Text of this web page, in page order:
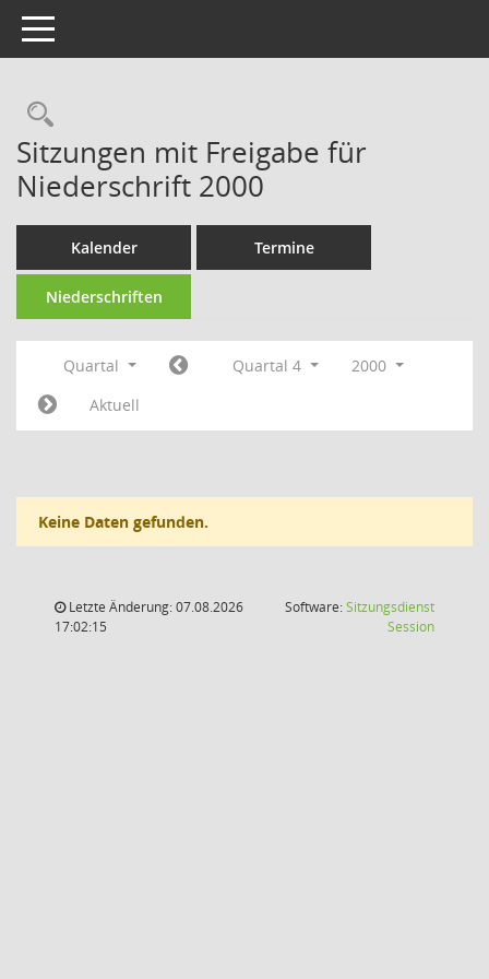
Toggle navigation
Rechercheauswahl
Sitzungen mit Freigabe für
Niederschrift 2000
Kalender Termine
Niederschriften
Quartal Quartal 4
2000
Aktuell
Keine Daten gefunden.
Letzte Änderung: 07.08.2026
17:02:15
Software:Sitzungsdienst
Session(Wird in